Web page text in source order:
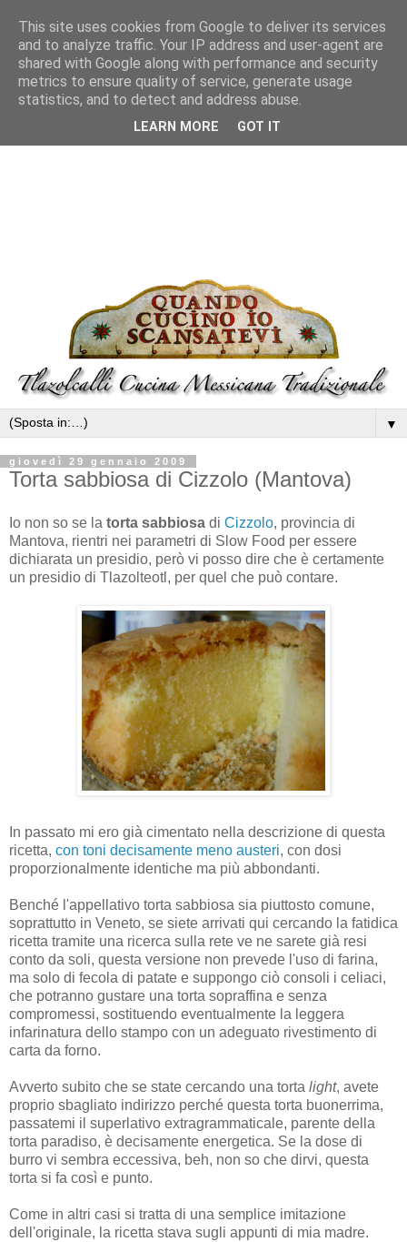
▼
giovedì 29 gennaio 2009
Torta sabbiosa di Cizzolo (Mantova)
Io non so se la torta sabbiosa di Cizzolo, provincia di
Mantova, rientri nei parametri di Slow Food per essere
dichiarata un presidio, però vi posso dire che è certamente
un presidio di Tlazolteotl, per quel che può contare.
In passato mi ero già cimentato nella descrizione di questa
ricetta, con toni decisamente meno austeri, con dosi
proporzionalmente identiche ma più abbondanti.
Benché l'appellativo torta sabbiosa sia piuttosto comune,
soprattutto in Veneto, se siete arrivati qui cercando la fatidica
ricetta tramite una ricerca sulla rete ve ne sarete già resi
conto da soli, questa versione non prevede l'uso di farina,
ma solo di fecola di patate e suppongo ciò consoli i celiaci,
che potranno gustare una torta sopraffina e senza
compromessi, sostituendo eventualmente la leggera
infarinatura dello stampo con un adeguato rivestimento di
carta da forno.
Avverto subito che se state cercando una torta light, avete
proprio sbagliato indirizzo perché questa torta buonerrima,
passatemi il superlativo extragrammaticale, parente della
torta paradiso, è decisamente energetica. Se la dose di
burro vi sembra eccessiva, beh, non so che dirvi, questa
torta si fa così e punto.
Come in altri casi si tratta di una semplice imitazione
dell'originale, la ricetta stava sugli appunti di mia madre.
This site uses cookies from Google to deliver its services
and to analyze traffic. Your IP address and user-agent are
shared with Google along with performance and security
metrics to ensure quality of service, generate usage
statistics, and to detect and address abuse.
LEARN MORE GOT IT